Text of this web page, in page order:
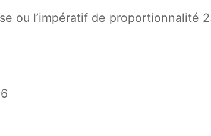
ou l’impératif de proportionnalité